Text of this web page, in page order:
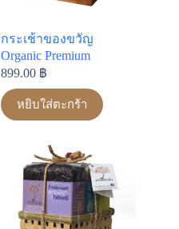
กระเช้าของขวัญ
Organic Premium
899.00 ฿
หยิบใส่ตะกร้า